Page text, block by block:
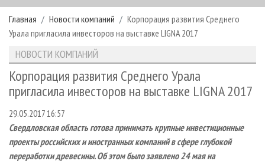
РУБРИКИ И ТЕМЫ
РУБРИКИ ЖУРНАЛА
ЛЕСНОЕ ХОЗЯЙСТВО
ЛЕСОЗАГОТОВКА
ЛЕСОПИЛЕНИЕ
СУШКА ДРЕВЕСИНЫ
ПРОИЗВОДСТВО ДРЕВЕСНЫХ ПЛИТ
НОВОСТИ
КАЛЕНДАРЬ СОБЫТИЙ
НОВОСТИ ЛПК
НОВОСТИ ЖУРНАЛА
ПРОЕКТЫ ЛПИ
АНАЛИТИКА
ПРЕДПРИЯТИЯ ЛПК
ПЕРСОНЫ
МОБИЛЬНЫЕ ВЫСТАВКИ
АРХИВ ЖУРНАЛОВ
СТАТЬИ
О ЖУРНАЛЕ
ПОДПИСКА
КОНТАКТЫ
РЕКЛАМОДАТЕЛЯМ
РЕКЛАМА
РЕКЛАМА НА САЙТЕ
Главная Новости компаний
Корпорация развития Среднего
Урала пригласила инвесторов на выставке LIGNA 2017
НОВОСТИ КОМПАНИЙ
Корпорация развития Среднего Урала
пригласила инвесторов на выставке LIGNA 2017
29.05.2017 16:57
Свердловская область готова принимать крупные инвестиционные
проекты российских и иностранных компаний в сфере глубокой
переработки древесины. Об этом было заявлено 24 мая на